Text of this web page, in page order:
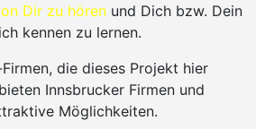
Dir zu hören und Dich bzw. Dein
kennen zu lernen.
die dieses Projekt hier
Innsbrucker Firmen und
Möglichkeiten.